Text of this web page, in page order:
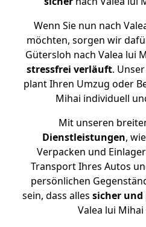
Wenn Sie nun nach
möchten, sorgen wir
Gütersloh nach Valea lui
stressfrei verläuft.
plant Ihren Umzug oder
Mihai individuell
Mit unseren
Dienstleistungen,
Verpacken und
Transport Ihres Autos
persönlichen
sein, dass alles sicher
Valea lui